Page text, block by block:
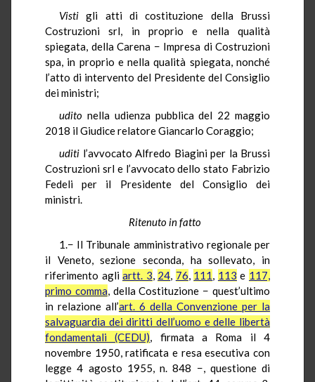
Vistigli atti di costituzione della Brussi
Costruzioni srl, in proprio e nella qualità
spiegata, della Carena − Impresa di Costruzioni
spa, in proprio e nella qualità spiegata, nonché
l’atto di intervento del Presidente del Consiglio
dei ministri;
udito nella udienza pubblica del 22 maggio
2018 il Giudice relatore Giancarlo Coraggio;
uditi l’avvocato Alfredo Biagini per la Brussi
Costruzioni srl e l’avvocato dello stato Fabrizio
Fedeli per il Presidente del Consiglio dei
ministri.
Ritenuto in fatto
1.− Il Tribunale amministrativo regionale per
il Veneto, sezione seconda, ha sollevato, in
riferimento agliartt. 3, 24, 76, 111, 113 e 117,
primo comma, della Costituzione − quest’ultimo
in relazione all’art. 6 della Convenzione per la
salvaguardia dei diritti dell’uomo e delle libertà
fondamentali (CEDU), firmata a Roma il 4
novembre 1950, ratificata e resa esecutiva con
legge 4 agosto 1955, n. 848 −, questione di